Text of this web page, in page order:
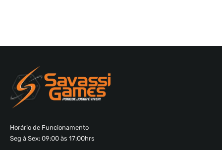
Horário de Funcionamento
Seg à Sex: 09:00 às 17:00hrs